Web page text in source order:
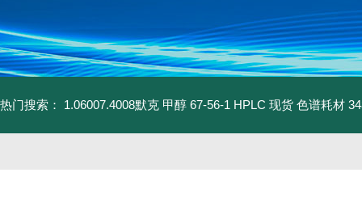
热门搜索： 1.06007.4008默克 甲醇 67-56-1 HPLC 现货 色谱耗材